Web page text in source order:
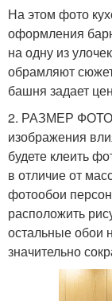
На этом фото
оформления
на одну из
обрамляют
башня задает
2. РАЗМЕР
изображения
будете клеить
в отличие от
фотообои
расположить
остальные обои
значительно